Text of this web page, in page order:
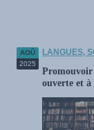
AOÛ
2025
LANGUES,
Promouvoir
ouverte et